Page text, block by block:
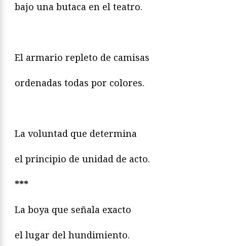
bajo una butaca en el teatro.
El armario repleto de camisas
ordenadas todas por colores.
La voluntad que determina
el principio de unidad de acto.
***
La boya que señala exacto
el lugar del hundimiento.